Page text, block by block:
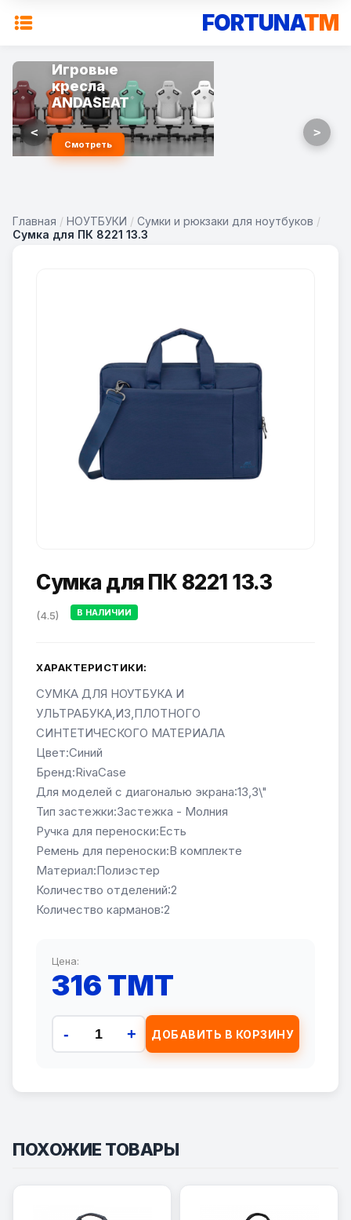
FORTUNATM
Игровые
кресла
ANDASEAT
Смотреть
< >
Главная / НОУТБУКИ / Сумки и рюкзаки для ноутбуков /
Сумка для ПК 8221 13.3
Сумка для ПК 8221 13.3
(4.5) В НАЛИЧИИ
ХАРАКТЕРИСТИКИ:
СУМКА ДЛЯ НОУТБУКА И
УЛЬТРАБУКА,ИЗ,ПЛОТНОГО
СИНТЕТИЧЕСКОГО МАТЕРИАЛА
Цвет:Синий
Бренд:RivaCase
Для моделей с диагональю экрана:13,3\"
Тип застежки:Застежка - Молния
Ручка для переноски:Есть
Ремень для переноски:В комплекте
Материал:Полиэстер
Количество отделений:2
Количество карманов:2
Цена:
316 TMT
- + ДОБАВИТЬ В КОРЗИНУ
ПОХОЖИЕ ТОВАРЫ